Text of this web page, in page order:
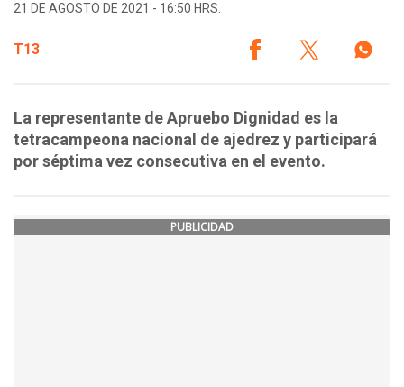
21 DE AGOSTO DE 2021 - 16:50 HRS.
T13
La representante de Apruebo Dignidad es la
tetracampeona nacional de ajedrez y participará
por séptima vez consecutiva en el evento.
PUBLICIDAD